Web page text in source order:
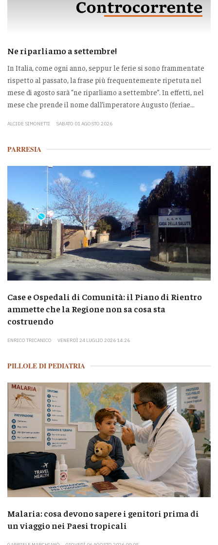
Ne riparliamo a settembre!
In Italia, come ogni anno, seppur le ferie si sono frammentate
rispetto al passato, la frase più frequentemente ripetuta nel
mese di agosto sarà “ne riparliamo a settembre”. In effetti, nel
mese che prende il nome dall’imperatore Augusto (feriae...
ALCIDE SIMONETTI SABATO 01 AGOSTO 2026
PARRESIA
Case e Ospedali di Comunità: il Piano di Rientro
ammette che la Regione non sa cosa sta
costruendo
ENRICO TRICANICO VENERDÌ 24 LUGLIO 2026 14:26
PILLOLE DI PEDIATRIA
Malaria: cosa devono sapere i genitori prima di
un viaggio nei Paesi tropicali